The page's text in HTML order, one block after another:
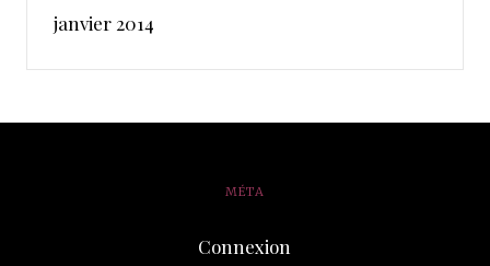
janvier 2014
MÉTA
Connexion